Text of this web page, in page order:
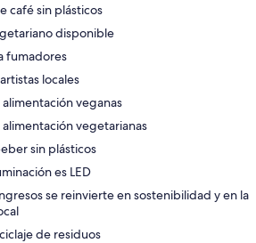
café sin plásticos
disponible
fumadores
locales
veganas
vegetarianas
sin plásticos
es LED
se reinvierte en sostenibilidad y en la
de residuos